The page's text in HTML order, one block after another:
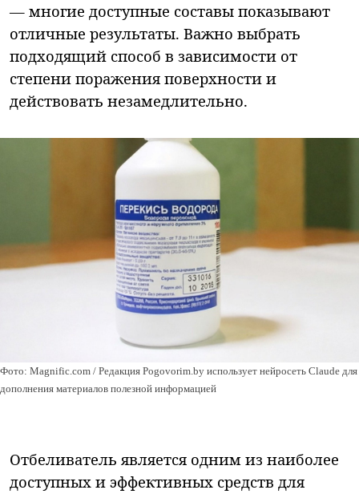
— многие доступные составы показывают
отличные результаты. Важно выбрать
подходящий способ в зависимости от
степени поражения поверхности и
действовать незамедлительно.
Фото: Magnific.com / Редакция Pogovorim.by использует нейросеть Claude для
дополнения материалов полезной информацией
Отбеливатель является одним из наиболее
доступных и эффективных средств для